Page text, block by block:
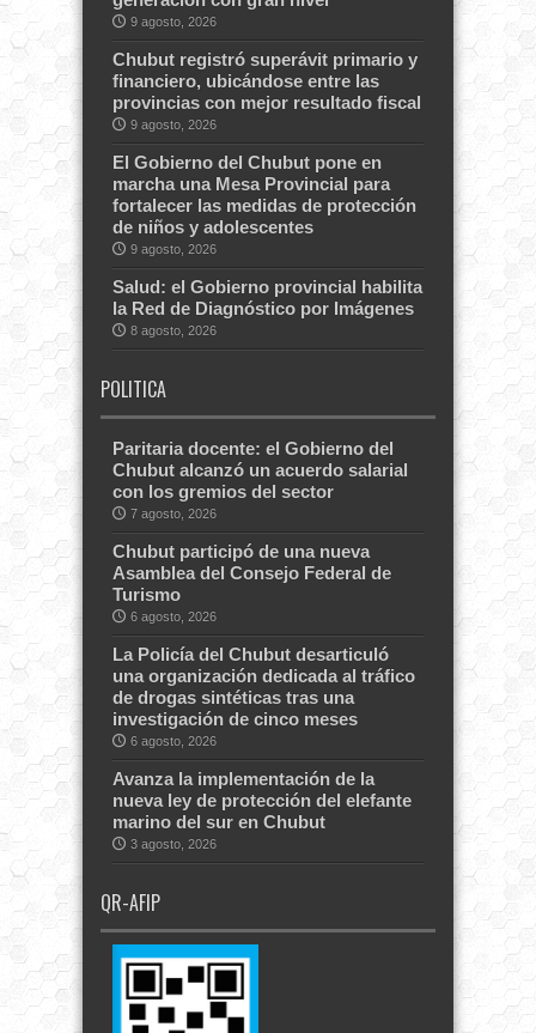
9 agosto, 2026
Chubut registró superávit primario y
financiero, ubicándose entre las
provincias con mejor resultado fiscal
9 agosto, 2026
El Gobierno del Chubut pone en
marcha una Mesa Provincial para
fortalecer las medidas de protección
de niños y adolescentes
9 agosto, 2026
Salud: el Gobierno provincial habilita
la Red de Diagnóstico por Imágenes
8 agosto, 2026
POLITICA
Paritaria docente: el Gobierno del
Chubut alcanzó un acuerdo salarial
con los gremios del sector
7 agosto, 2026
Chubut participó de una nueva
Asamblea del Consejo Federal de
Turismo
6 agosto, 2026
La Policía del Chubut desarticuló
una organización dedicada al tráfico
de drogas sintéticas tras una
investigación de cinco meses
6 agosto, 2026
Avanza la implementación de la
nueva ley de protección del elefante
marino del sur en Chubut
3 agosto, 2026
QR-AFIP